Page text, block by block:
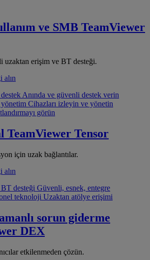
ve SMB TeamViewer
uzaktan erişim ve BT desteği.
alın
Anında ve güvenli destek verin
Cihazları izleyin ve yönetin
görün
TeamViewer Tensor
için uzak bağlantılar.
alın
desteği Güvenli, esnek, entegre
teknoloji Uzaktan atölye erişimi
sorun giderme
DEX
etkilenmeden çözün.